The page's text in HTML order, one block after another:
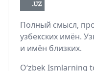
Полный смысл,
узбекских имён.
и имён близких.
O‘zbek Ismlarning